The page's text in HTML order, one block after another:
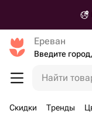
Ереван
Найти
Скидки Тренды